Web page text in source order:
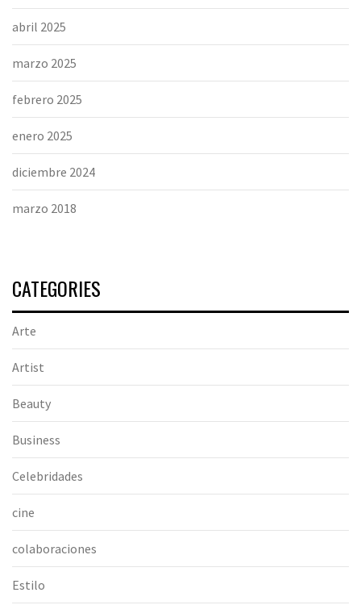
abril 2025
marzo 2025
febrero 2025
enero 2025
diciembre 2024
marzo 2018
CATEGORIES
Arte
Artist
Beauty
Business
Celebridades
cine
colaboraciones
Estilo